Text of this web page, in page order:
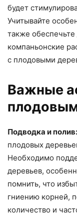
будет
Учитывайте
также
компаньонские
с плодовыми
Важные
Подводка и полив:
плодовых
Необходимо
деревьев,
помнить, что
гниению корней,
количество и